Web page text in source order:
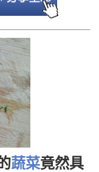
蔬菜竟然具